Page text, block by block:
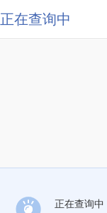
正在查询中
正在查询中